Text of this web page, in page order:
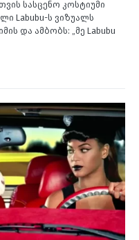
სასცენო კოსტიუმი
Labubu-ს ვიზუალს
და ამბობს: „მე Labubu